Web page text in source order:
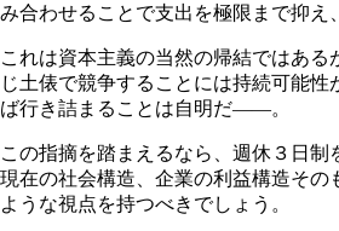
み合わせることで支出を極限まで抑え
これは資本主義の当然の帰結ではある
じ土俵で競争することには持続可能性
ば行き詰まることは自明だ――。
この指摘を踏まえるなら、週休３日制
現在の社会構造、企業の利益構造その
ような視点を持つべきでしょう。